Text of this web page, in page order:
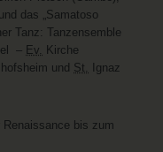
das „Samatoso
Tanz: Tanzensemble
– Ev. Kirche
und St.
Ignaz
bis zum